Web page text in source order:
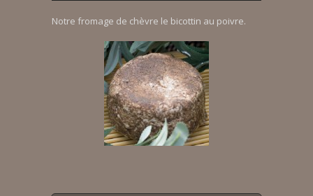
Notre fromage de chèvre le bicottin au poivre.